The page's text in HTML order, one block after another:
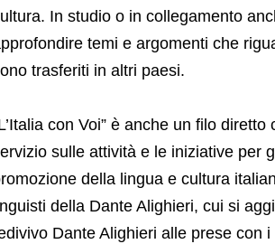
In studio o in collegamento
temi e argomenti che
trasferiti in altri paesi.
con Voi” è anche un filo
sulle attività e le iniziative per
della lingua e cultura
della Dante Alighieri, cui si
Dante Alighieri alle prese con